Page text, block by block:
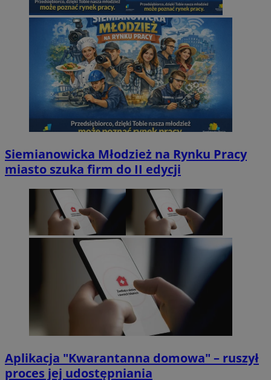
Siemianowicka Młodzież na Rynku Pracy
miasto szuka firm do II edycji
Aplikacja "Kwarantanna domowa" – ruszył
proces jej udostępniania